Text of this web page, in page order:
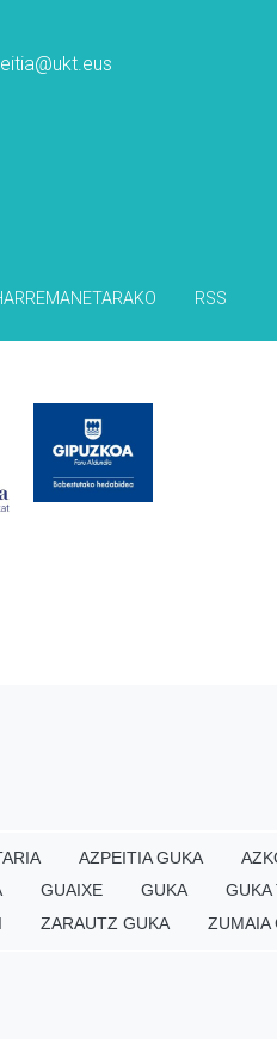
RSS
AZPEITIA GUKA
GUAIXE GUKA GUKA
ZARAUTZ GUKA ZUMAIA